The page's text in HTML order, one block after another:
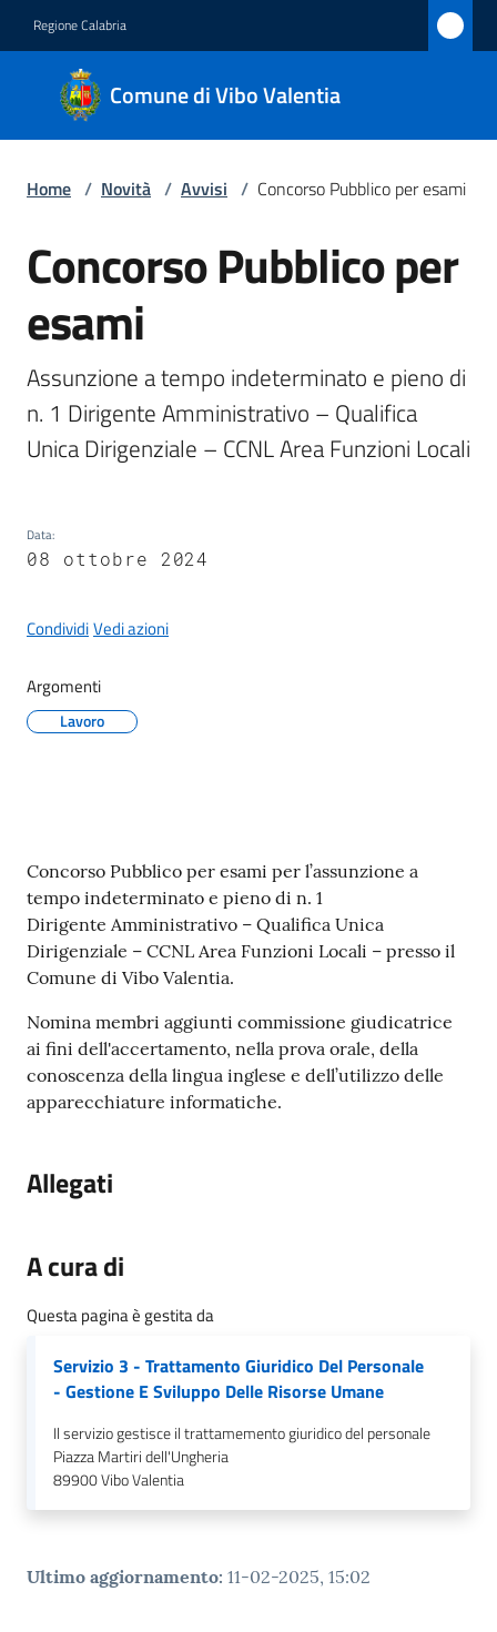
Regione Calabria
Comune di Vibo Valentia
Comune
di Vibo
Valentia
Menu selezionato
Vivere
Vibo
l
o
p
i
o
Tutti
argomenti...
Seguici
Home / Novità / Avvisi / Concorso Pubblico per esami
Salta al contenuto
Concorso Pubblico per
esami
Assunzione a tempo indeterminato e pieno di
n. 1 Dirigente Amministrativo – Qualifica
Data:
08 ottobre 2024
CondividiVedi azioni
Argomenti
Lavoro
Contenuto
Concorso Pubblico per esami per l’assunzione a
tempo indeterminato e pieno di n. 1
Dirigente Amministrativo – Qualifica Unica
Dirigenziale – CCNL Area Funzioni Locali – presso il
Comune di Vibo Valentia.
Nomina membri aggiunti commissione giudicatrice
ai fini dell'accertamento, nella prova orale, della
conoscenza della lingua inglese e dell’utilizzo delle
apparecchiature informatiche.
Allegati
A cura di
Questa pagina è gestita da
Servizio 3 - Trattamento Giuridico Del Personale
- Gestione E Sviluppo Delle Risorse Umane
Il servizio gestisce il trattamemento giuridico del personale
Piazza Martiri dell'Ungheria
89900Vibo Valentia
Ultimo aggiornamento: 11-02-2025, 15:02